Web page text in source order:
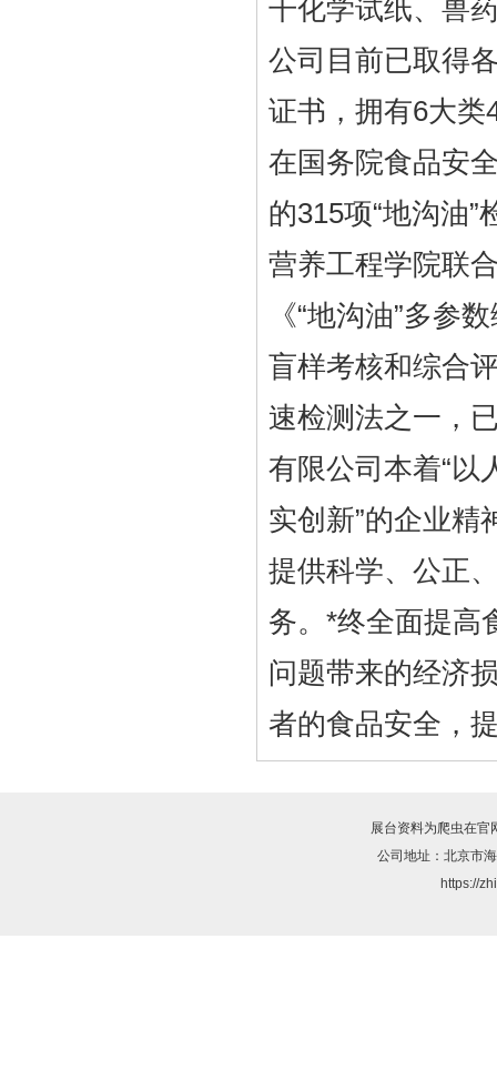
干化学试纸、兽
公司目前已取得
证书，拥有6大
在国务院食品安
的315项“地沟油
营养工程学院联
《“地沟油”多参
盲样考核和综合
速检测法之一，
有限公司本着“以
实创新”的企业精
提供科学、公正
务。*终全面提高
问题带来的经济
者的食品安全，
展台资料为爬虫在官
公司地址：北京市
https://